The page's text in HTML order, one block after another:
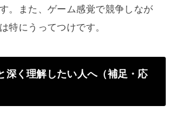
。また、ゲーム感覚で競争しなが
特にうってつけです。
深く理解したい人へ（補足・応